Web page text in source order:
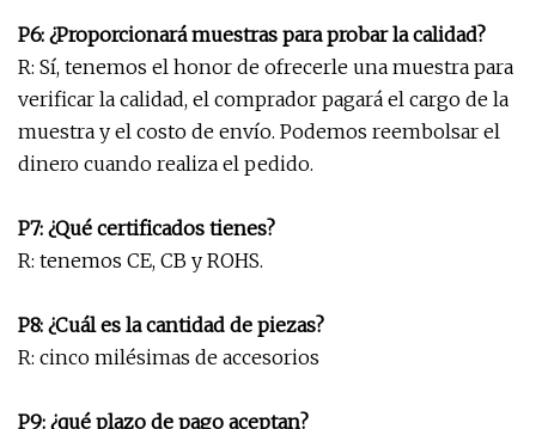
P6: ¿Proporcionará muestras para probar la calidad?
R: Sí, tenemos el honor de ofrecerle una muestra para
verificar la calidad, el comprador pagará el cargo de la
muestra y el costo de envío. Podemos reembolsar el
dinero cuando realiza el pedido.
P7: ¿Qué certificados tienes?
R: tenemos CE, CB y ROHS.
P8: ¿Cuál es la cantidad de piezas?
R: cinco milésimas de accesorios
P9: ¿qué plazo de pago aceptan?